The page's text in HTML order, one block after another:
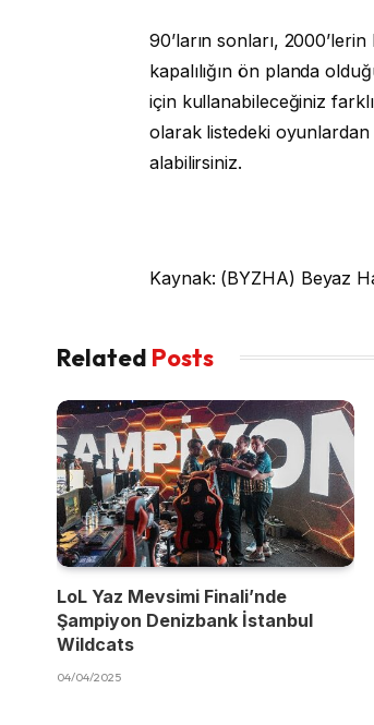
90’ların sonları,
kapalılığın ön planda
için kullanabileceğiniz
olarak listedeki oyunlardan
alabilirsiniz.
Kaynak: (BYZHA) Beyaz
Related Posts
LoL Yaz Mevsimi Finali’nde
Şampiyon Denizbank İstanbul
Wildcats
04/04/2025